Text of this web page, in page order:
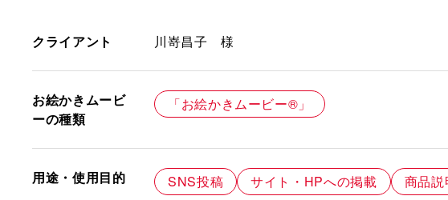
クライアント 川嵜昌子 様
お絵かきムービ
ーの種類
「お絵かきムービー®」
用途・使用目的 SNS投稿 サイト・HPへの掲載 商品説